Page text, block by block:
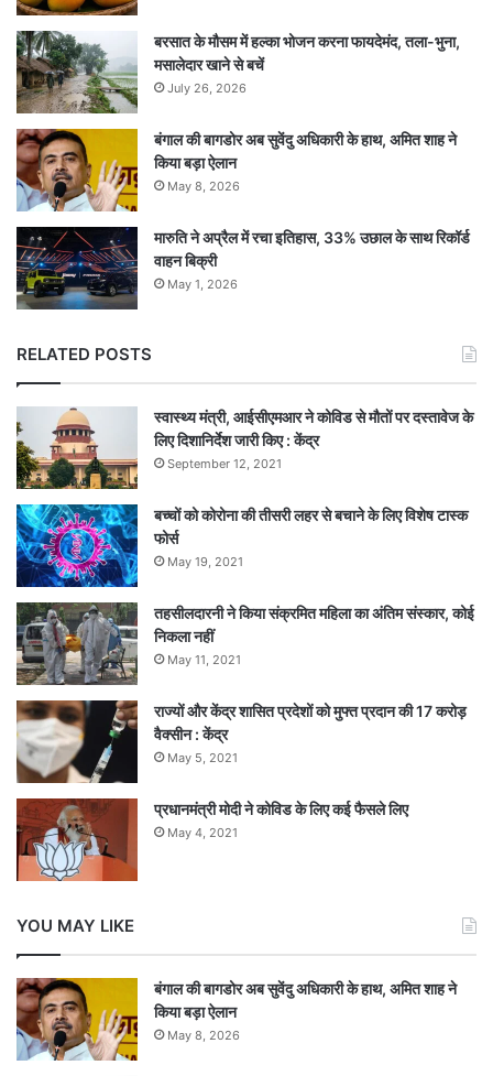
बरसात के मौसम में हल्का भोजन करना फायदेमंद, तला-भुना,
मसालेदार खाने से बचें
July 26, 2026
बंगाल की बागडोर अब सुवेंदु अधिकारी के हाथ, अमित शाह ने
किया बड़ा ऐलान
May 8, 2026
मारुति ने अप्रैल में रचा इतिहास, 33% उछाल के साथ रिकॉर्ड
वाहन बिक्री
May 1, 2026
RELATED POSTS
स्वास्थ्य मंत्री, आईसीएमआर ने कोविड से मौतों पर दस्तावेज के
लिए दिशानिर्देश जारी किए : केंद्र
September 12, 2021
बच्चों को कोरोना की तीसरी लहर से बचाने के लिए विशेष टास्क
फोर्स
May 19, 2021
तहसीलदारनी ने किया संक्रमित महिला का अंतिम संस्कार, कोई
निकला नहीं
May 11, 2021
राज्यों और केंद्र शासित प्रदेशों को मुफ्त प्रदान की 17 करोड़
वैक्सीन : केंद्र
May 5, 2021
प्रधानमंत्री मोदी ने कोविड के लिए कई फैसले लिए
May 4, 2021
YOU MAY LIKE
बंगाल की बागडोर अब सुवेंदु अधिकारी के हाथ, अमित शाह ने
किया बड़ा ऐलान
May 8, 2026